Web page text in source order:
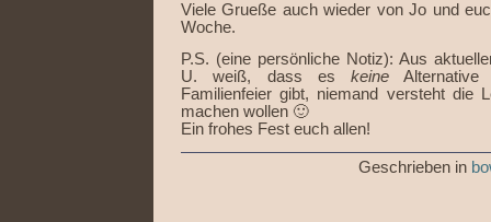
Viele Grueße auch wieder von Jo und
Woche.
P.S. (eine persönliche Notiz): Aus
U. weiß, dass es keine
Familienfeier gibt, niemand versteht die
machen wollen 🙂
Ein frohes Fest euch allen!
Geschrieben in